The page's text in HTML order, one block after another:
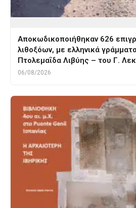
Αποκωδικοποιήθηκαν 626
λιθοξόων, με ελληνικά
Πτολεμαΐδα Λιβύης – του Γ.
06/08/2026